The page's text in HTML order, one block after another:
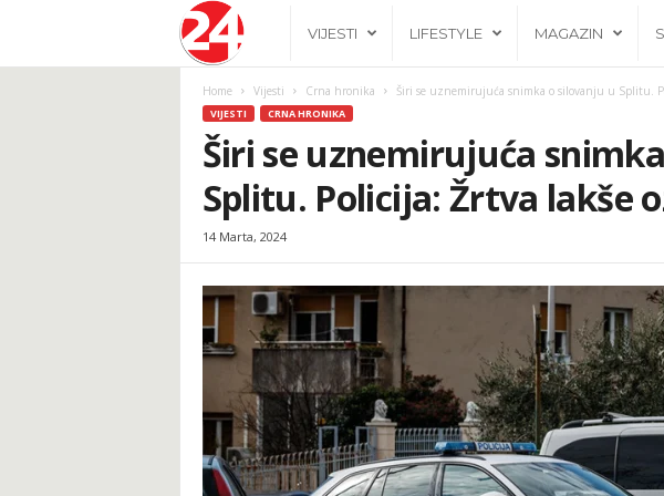
.
a
VIJESTI LIFESTYLE MAGAZIN
Home Vijesti Crna hronika Širi se uznemirujuća snimka o silovanju u Splitu.
VIJESTI CRNA HRONIKA
Širi se uznemirujuća
Splitu. Policija: Žrtva lakše
14 Marta, 2024